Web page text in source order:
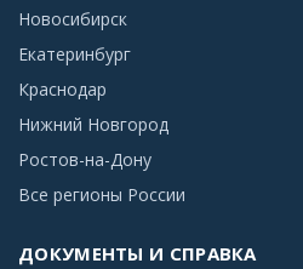
Новосибирск
Екатеринбург
Краснодар
Нижний Новгород
Ростов-на-Дону
Все регионы России
ДОКУМЕНТЫ И СПРАВКА